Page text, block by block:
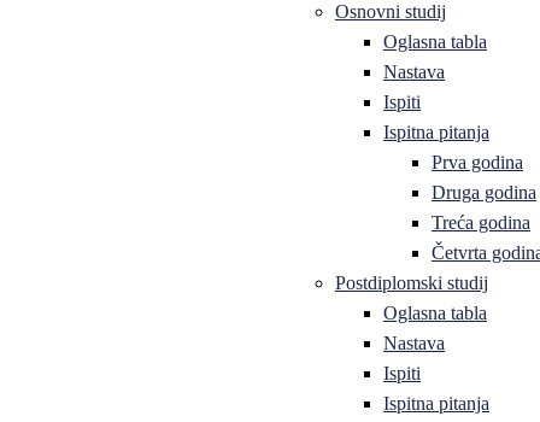
Osnovni studij
Oglasna tabla
Nastava
Ispiti
Ispitna pitanja
Prva godina
Druga godina
Treća godina
Četvrta
Postdiplomski studij
Oglasna tabla
Nastava
Ispiti
Ispitna pitanja